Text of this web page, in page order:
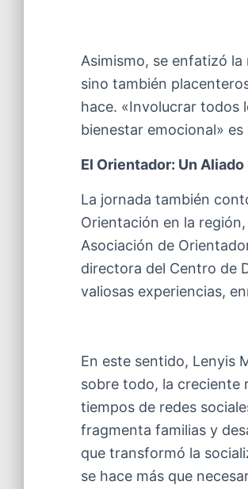
Asimismo, se enfatizó
sino también
hace. «Involucrar todos
bienestar emocional»
El Orientador: Un
La jornada también
Orientación en la
Asociación de
directora del Centro de
valiosas experiencias,
En este sentido, Lenyis
sobre todo, la creciente
tiempos de redes
fragmenta familias y
que transformó la
se hace más que